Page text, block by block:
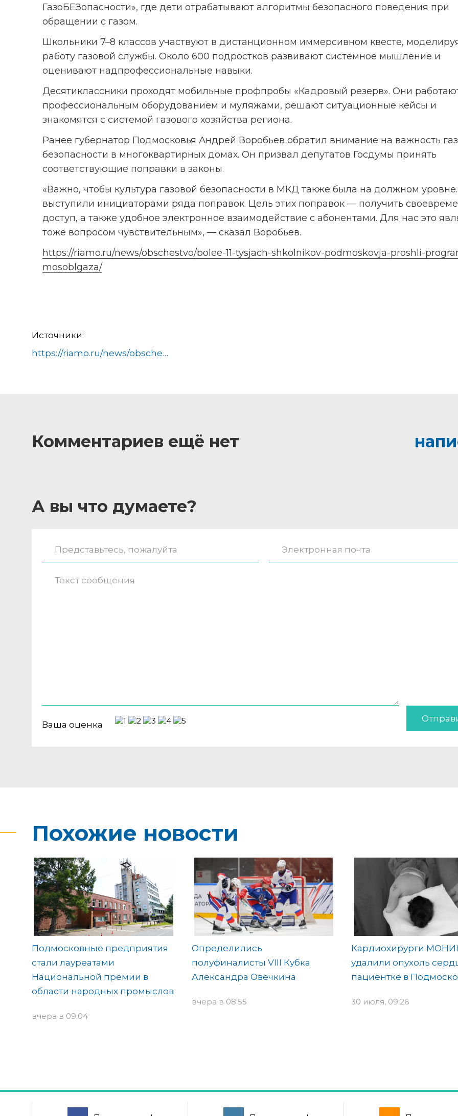
ГазоБЕЗопасности», где дети отрабатывают алгоритмы безопасного поведения при
обращении с газом.
Школьники 7–8 классов участвуют в дистанционном иммерсивном квесте,
работу газовой службы. Около 600 подростков развивают системное мышление и
оценивают надпрофессиональные навыки.
Десятиклассники проходят мобильные профпробы «Кадровый резерв». Они
профессиональным оборудованием и муляжами, решают ситуационные кейсы и
знакомятся с системой газового хозяйства региона.
Ранее губернатор Подмосковья Андрей Воробьев обратил внимание на важность
безопасности в многоквартирных домах. Он призвал депутатов Госдумы принять
соответствующие поправки в законы.
«Важно, чтобы культура газовой безопасности в МКД также была на должном
выступили инициаторами ряда поправок. Цель этих поправок — получить
доступ, а также удобное электронное взаимодействие с абонентами. Для нас это
тоже вопросом чувствительным», — сказал Воробьев.
https://riamo.ru/news/obschestvo/bolee-11-tysjach-shkolnikov-podmoskovja-proshli-
mosoblgaza/
Источники:
https://riamo.ru/news/obschestvo/bolee-11-tysjach-shkolnikov-podmoskovja-proshli-programmy-mosoblgaza/
Комментариев ещё нет
А вы что думаете?
Ваша оценка
Похожие новости
Подмосковные предприятия
стали лауреатами
Национальной премии в
области народных промыслов
вчера в 09:04
Определились
полуфиналисты VIII Кубка
Александра Овечкина
вчера в 08:55
Кардиохирурги
удалили опухоль
пациентке в
30 июля, 09:26